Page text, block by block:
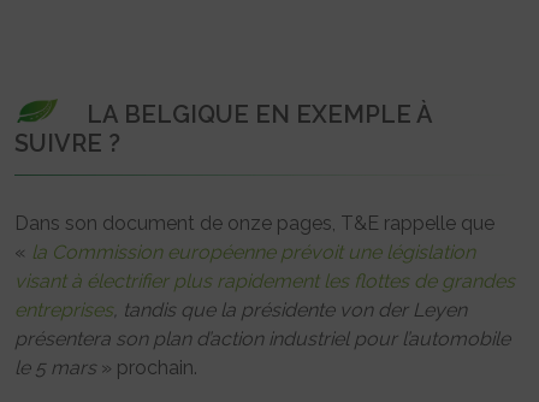
LA BELGIQUE EN EXEMPLE À
SUIVRE ?
Dans son document de onze pages, T&E rappelle que
« la Commission européenne prévoit une législation
visant à électrifier plus rapidement les flottes de grandes
entreprises, tandis que la présidente von der Leyen
présentera son plan d’action industriel pour l’automobile
le 5 mars» prochain.